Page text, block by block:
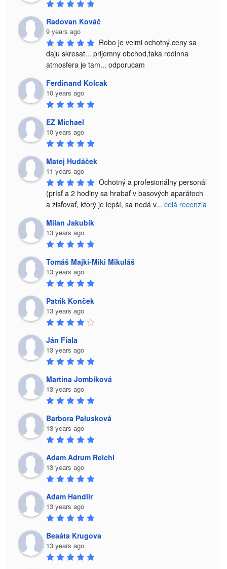
Radovan Kováč
9 years ago
Robo je velmi ochotný,ceny sa
daju skresat... prijemny obchod,taka rodinna
atmosfera je tam... odporucam
Ferdinand Kolcak
10 years ago
EZ Michael
10 years ago
Matej Hudáček
11 years ago
Ochotný a profesionálny personál
(prísť a 2 hodiny sa hrabať v basových aparátoch
a zisťovať, ktorý je lepší, sa nedá v... celá recenzia
Milan Jakubík
13 years ago
Tomáš Majki-Miki Mikuláš
13 years ago
Patrik Konček
13 years ago
Ján Fiala
13 years ago
Martina Jombíková
13 years ago
Barbora Palusková
13 years ago
Adam Adrum Reichl
13 years ago
Adam Handlir
13 years ago
Beaáta Krugova
13 years ago